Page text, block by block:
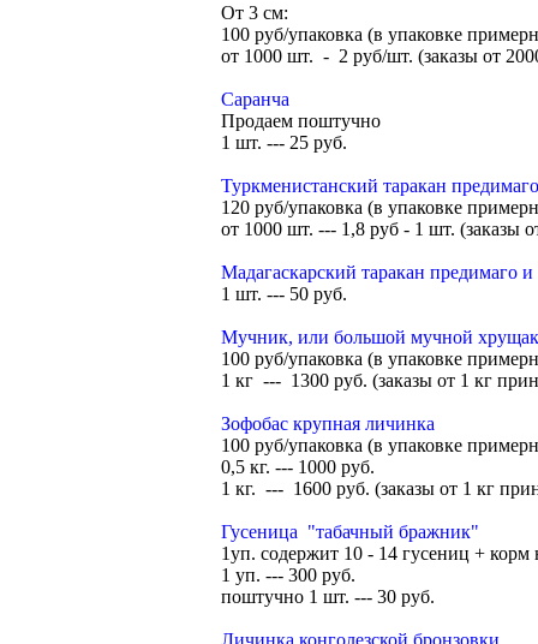
От 3 см:
100 руб/упаковка (в упаковке
от 1000 шт. - 2 руб/шт. (заказы от
Саранча
Продаем поштучно
1 шт. --- 25 руб.
Туркменистанский таракан
120 руб/упаковка (в упаковке
от 1000 шт. --- 1,8 руб - 1 шт. (заказы
Мадагаскарский таракан предимаго
1 шт. --- 50 руб.
Мучник, или большой мучной хрущак
100 руб/упаковка (в упаковке
1 кг --- 1300 руб. (заказы от 1 кг
Зофобас крупная личинка
100 руб/упаковка (в упаковке
0,5 кг. --- 1000 руб.
1 кг. --- 1600 руб. (заказы от 1 кг
Гусеница "табачный бражник"
1уп. содержит 10 - 14 гусениц + корм
1 уп. --- 300 руб.
поштучно 1 шт. --- 30 руб.